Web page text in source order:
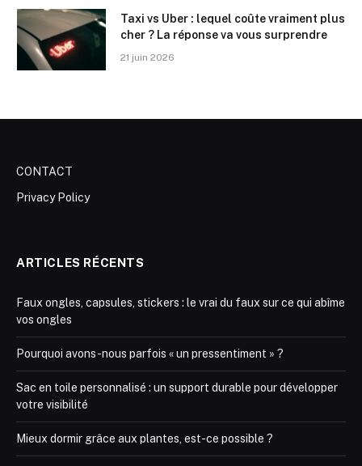
Taxi vs Uber : lequel coûte vraiment plus
cher ? La réponse va vous surprendre
21 juin 2026
CONTACT
Privacy Policy
ARTICLES RÉCENTS
Faux ongles, capsules, stickers : le vrai du faux sur ce qui abîme
vos ongles
Pourquoi avons-nous parfois « un pressentiment » ?
Sac en toile personnalisé : un support durable pour développer
votre visibilité
Mieux dormir grâce aux plantes, est-ce possible ?